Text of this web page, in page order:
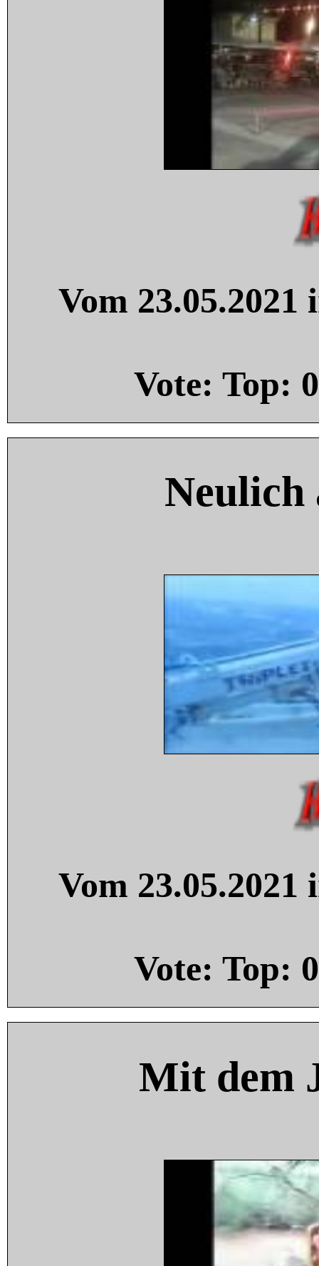
Vom
Vote: Top: 0
Neulich
Vom
Vote: Top: 0
Mit dem